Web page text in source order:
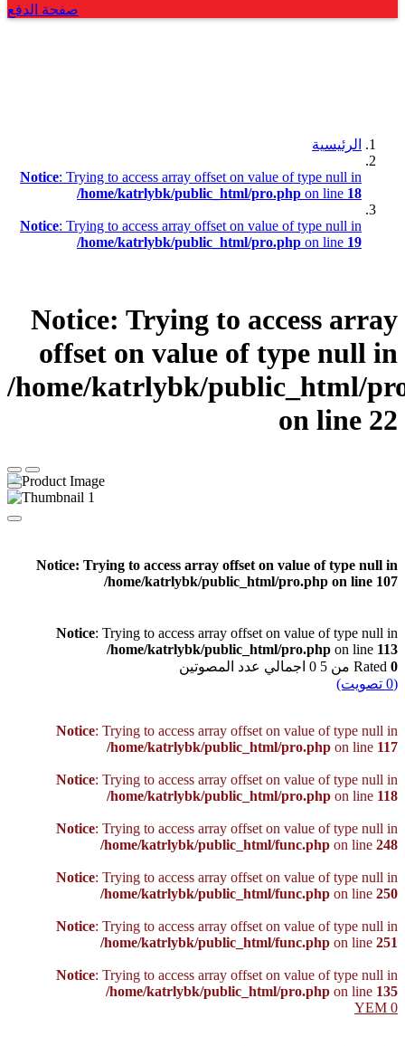
صفحة الدفع
الرئيسية
Notice: Trying to access array offset on value of type null in
/home/katrlybk/public_html/pro.php on line 18
Notice: Trying to access array offset on value of type null in
/home/katrlybk/public_html/pro.php on line 19
Notice: Trying to access array
offset on value of type null in
/home/katrlybk/public_html/
on line 22
Notice: Trying to access array offset on value of type null in
/home/katrlybk/public_html/pro.php on line 107
Notice: Trying to access array offset on value of type null in
/home/katrlybk/public_html/pro.php on line 113
Rated 0 من 5 0 اجمالي عدد المصوتين
(
0 تصويت)
Notice: Trying to access array offset on value of type null in
/home/katrlybk/public_html/pro.php on line 117
Notice: Trying to access array offset on value of type null in
/home/katrlybk/public_html/pro.php on line 118
Notice: Trying to access array offset on value of type null in
/home/katrlybk/public_html/func.php on line 248
Notice: Trying to access array offset on value of type null in
/home/katrlybk/public_html/func.php on line 250
Notice: Trying to access array offset on value of type null in
/home/katrlybk/public_html/func.php on line 251
Notice: Trying to access array offset on value of type null in
/home/katrlybk/public_html/pro.php on line 135
0